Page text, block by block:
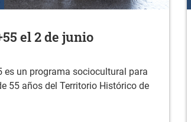
el 2 de junio
es un programa sociocultural para
55 años del Territorio Histórico de